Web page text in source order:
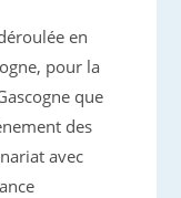
en
pour la
que
des
avec